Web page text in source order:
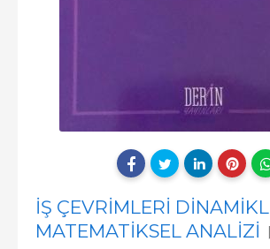
İŞ ÇEVRİMLERİ
MATEMATİKSEL ANALİZİ